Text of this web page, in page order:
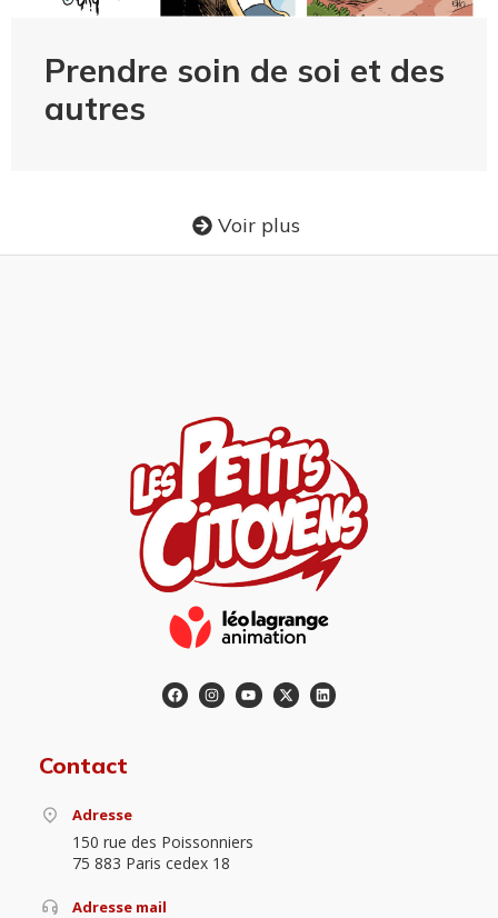
Prendre soin de soi et des
autres
Voir plus
Contact
Adresse
150 rue des Poissonniers
75 883 Paris cedex 18
Adresse mail